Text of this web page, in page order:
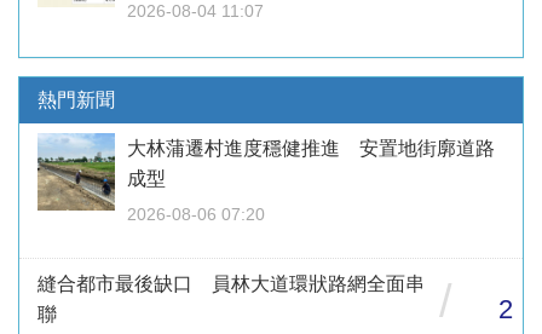
2026-08-04 11:07
熱門新聞
大林蒲遷村進度穩健推進 安置地街廓道路
成型
2026-08-06 07:20
縫合都市最後缺口 員林大道環狀路網全面串
聯
/ 2